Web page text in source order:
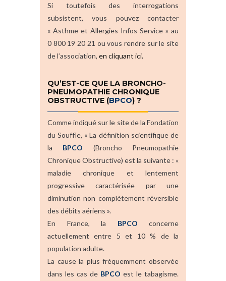
Si toutefois des interrogations
subsistent, vous pouvez contacter
« Asthme et Allergies Infos Service » au
0 800 19 20 21 ou vous rendre sur le site
de l’association, en cliquant ici.
QU’EST-CE QUE LA BRONCHO-
PNEUMOPATHIE CHRONIQUE
OBSTRUCTIVE (BPCO) ?
Comme indiqué sur le site de la Fondation
du Souffle, « La définition scientifique de
la BPCO (Broncho Pneumopathie
Chronique Obstructive) est la suivante : «
maladie chronique et lentement
progressive caractérisée par une
diminution non complètement réversible
des débits aériens ».
En France, la BPCO concerne
actuellement entre 5 et 10 % de la
population adulte.
La cause la plus fréquemment observée
dans les cas de BPCO est le tabagisme.